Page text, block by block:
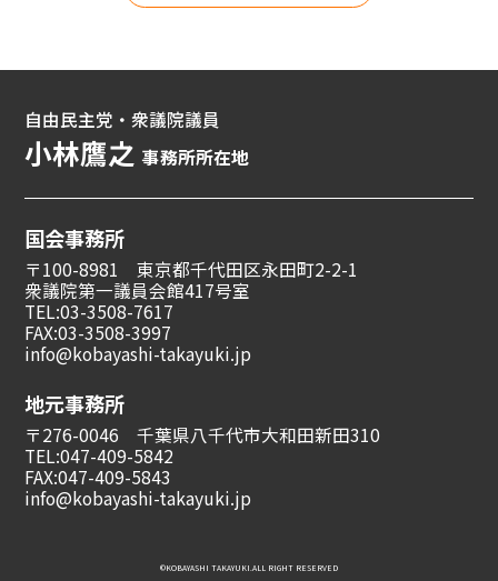
自由民主党・衆議院議員
小林鷹之事務所所在地
国会事務所
〒100-8981 東京都千代田区永田町2-2-1
衆議院第一議員会館417号室
TEL:03-3508-7617
FAX:03-3508-3997
info@kobayashi-takayuki.jp
地元事務所
〒276-0046 千葉県八千代市大和田新田310
TEL:047-409-5842
FAX:047-409-5843
info@kobayashi-takayuki.jp
©︎KOBAYASHI TAKAYUKI.ALL RIGHT RESERVED